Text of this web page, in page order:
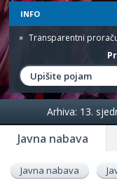
INFO
Transparentni
Javna nabava
Arhiva: 13.
Javna nabava